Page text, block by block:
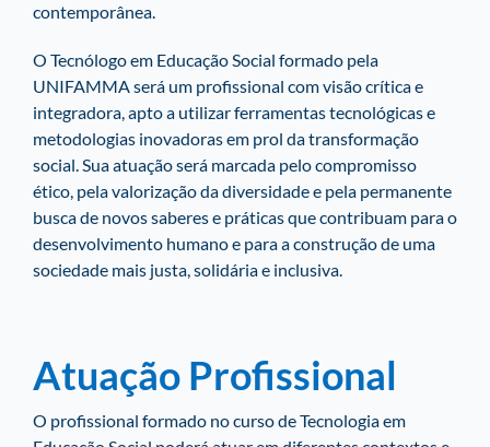
contemporânea.
O Tecnólogo em Educação Social formado pela
UNIFAMMA será um profissional com visão crítica e
integradora, apto a utilizar ferramentas tecnológicas e
metodologias inovadoras em prol da transformação
social. Sua atuação será marcada pelo compromisso
ético, pela valorização da diversidade e pela permanente
busca de novos saberes e práticas que contribuam para o
desenvolvimento humano e para a construção de uma
sociedade mais justa, solidária e inclusiva.
Atuação Profissional
O profissional formado no curso de Tecnologia em